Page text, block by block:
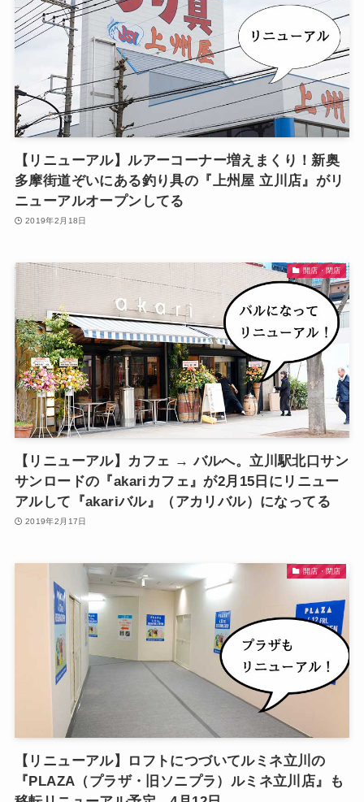
【リニューアル】ルアーコーナー増えまくり！新奥
多摩街道ぞいにある釣り具の『上州屋 立川店』がリ
ニューアルオープンしてる
2019年2月18日
開店・閉店
【リニューアル】カフェ → バルへ。立川駅北口サン
サンロードの『akariカフェ』が2月15日にリニュー
アルして『akariバル』（アカリバル）になってる
2019年2月17日
開店・閉店
【リニューアル】ロフトにつづいてルミネ立川の
『PLAZA（プラザ・旧ソニプラ）ルミネ立川店』も